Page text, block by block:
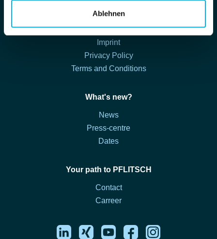
Ablehnen
Imprint
Privacy Policy
Terms and Conditions
What's new?
News
Press-centre
Dates
Your path to PFLITSCH
Contact
Carreer